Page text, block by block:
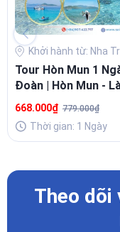
Khởi hành từ: Nha
Tour Hòn Mun 1
Đoàn | Hòn Mun -
Beach
668.000₫ 779.000₫
Thời gian: 1 Ngày
Theo dõi